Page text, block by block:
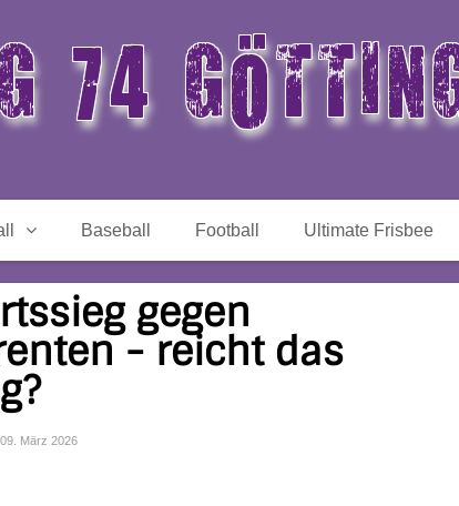
74
Baseball Football Ultimate Frisbee
gegen
- reicht das
März 2026